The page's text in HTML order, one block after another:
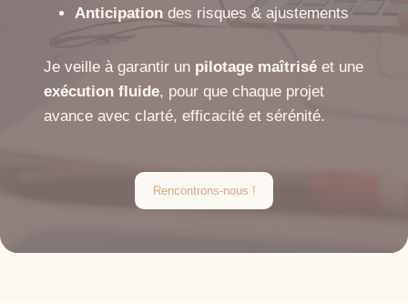
Anticipation des risques & ajustements
Je veille à garantir un pilotage maîtrisé et une
exécution fluide, pour que chaque projet
avance avec clarté, efficacité et sérénité.
Rencontrons-nous !